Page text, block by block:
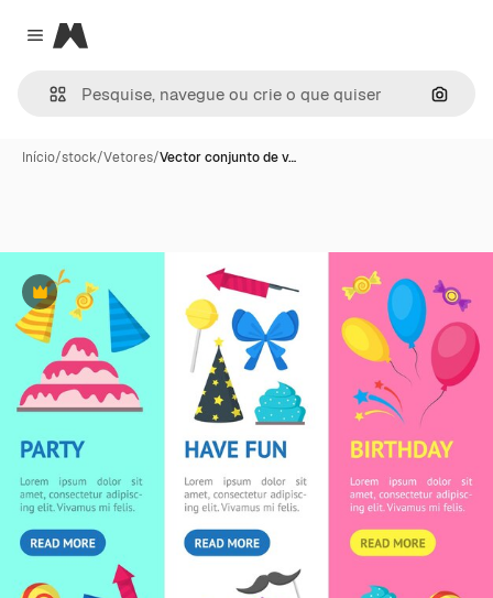
Close menu
Magnific
Início/stock/Vetores/Vector conjunto de v…
Premium